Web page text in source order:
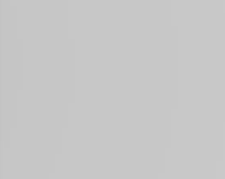
Personnalisez vos